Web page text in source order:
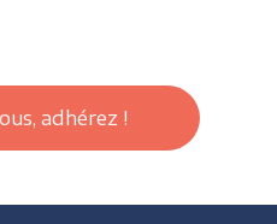
adhérez !